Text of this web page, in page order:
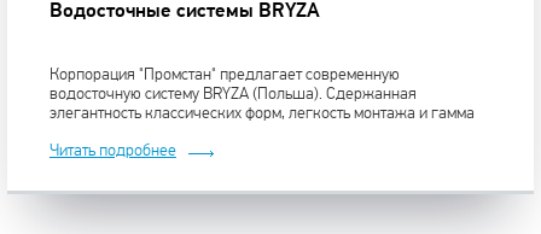
Водосточные системы BRYZA
Корпорация "Промстан" предлагает современную
водосточную систему BRYZA (Польша). Сдержанная
элегантность классических форм, легкость монтажа и гамма
любые требования потребителя.
Читать подробнее